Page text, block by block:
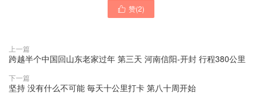
 赞(2)
上一篇
跨越半个中国回山东老家过年 第三天 河南信阳-开封 行程380公里
下一篇
坚持 没有什么不可能 毎天十公里打卡 第八十周开始